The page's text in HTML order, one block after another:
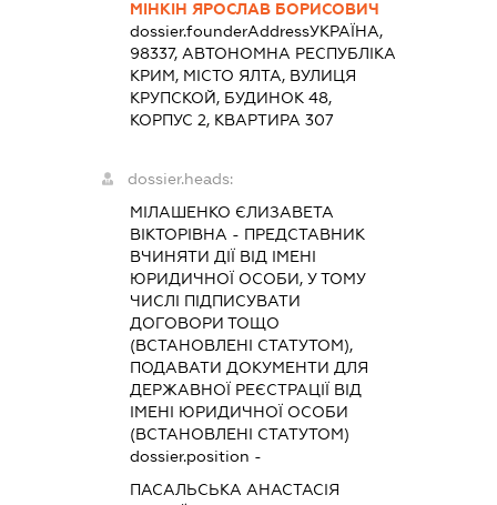
МІНКІН ЯРОСЛАВ БОРИСОВИЧ
dossier.founderAddressУКРАЇНА,
98337, АВТОНОМНА РЕСПУБЛІКА
КРИМ, МІСТО ЯЛТА, ВУЛИЦЯ
КРУПСКОЙ, БУДИНОК 48,
КОРПУС 2, КВАРТИРА 307
dossier.heads:
МІЛАШЕНКО ЄЛИЗАВЕТА
ВІКТОРІВНА - ПРЕДСТАВНИК
ВЧИНЯТИ ДІЇ ВІД ІМЕНІ
ЮРИДИЧНОЇ ОСОБИ, У ТОМУ
ЧИСЛІ ПІДПИСУВАТИ
ДОГОВОРИ ТОЩО
(ВСТАНОВЛЕНІ СТАТУТОМ),
ПОДАВАТИ ДОКУМЕНТИ ДЛЯ
ДЕРЖАВНОЇ РЕЄСТРАЦІЇ ВІД
ІМЕНІ ЮРИДИЧНОЇ ОСОБИ
(ВСТАНОВЛЕНІ СТАТУТОМ)
dossier.position -
ПАСАЛЬСЬКА АНАСТАСІЯ